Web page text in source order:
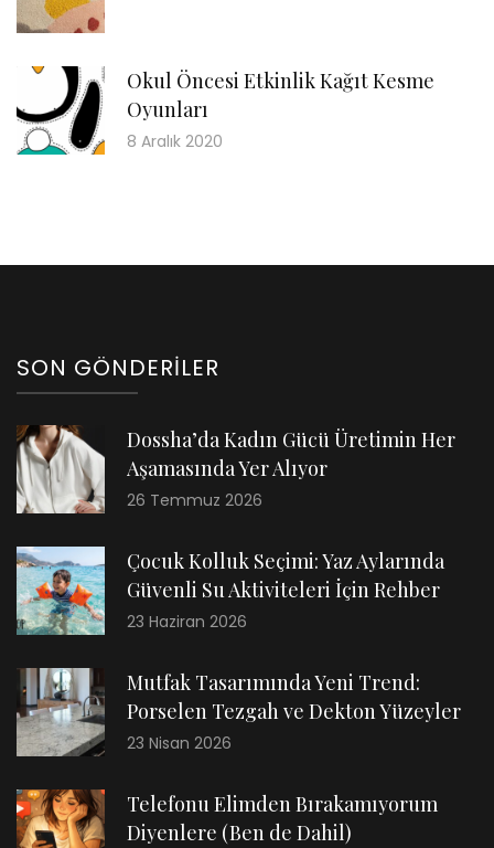
Okul Öncesi Etkinlik Kağıt Kesme
Oyunları
8 Aralık 2020
SON GÖNDERILER
Dossha’da Kadın Gücü Üretimin Her
Aşamasında Yer Alıyor
26 Temmuz 2026
Çocuk Kolluk Seçimi: Yaz Aylarında
Güvenli Su Aktiviteleri İçin Rehber
23 Haziran 2026
Mutfak Tasarımında Yeni Trend:
Porselen Tezgah ve Dekton Yüzeyler
23 Nisan 2026
Telefonu Elimden Bırakamıyorum
Diyenlere (Ben de Dahil)